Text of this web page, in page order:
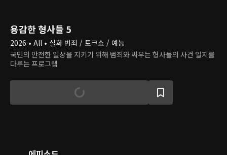
용감한 형사들 5
2026 • All • 실화 범죄 / 토크쇼 / 예능
국민의 안전한 일상을 지키기 위해 범죄와 싸우는 형사들의 사건 일지를
다루는 프로그램